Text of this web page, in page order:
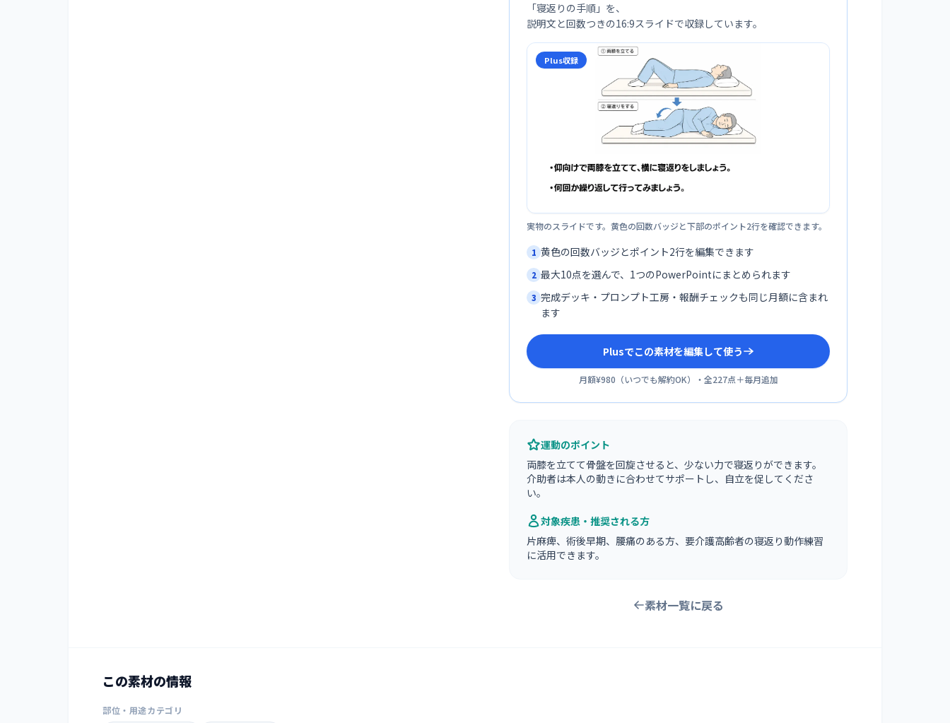
「寝返りの手順 」を、
説明文と回数つきの16:9スライドで収録しています。
Plus収録
実物のスライドです。黄色の回数バッジと下部のポイント2行を確認できます。
1 黄色の回数バッジとポイント2行を編集できます
2 最大10点を選んで、1つのPowerPointにまとめられます
3 完成デッキ・プロンプト工房・報酬チェックも同じ月額に含まれ
ます
Plusでこの素材を編集して使う
月額¥980 （いつでも解約OK）・全227点＋毎月追加
運動のポイント
両膝を立てて骨盤を回旋させると、少ない力で寝返りができます。
介助者は本人の動きに合わせてサポートし、自立を促してくださ
い。
対象疾患・推奨される方
片麻痺、術後早期、腰痛のある方、要介護高齢者の寝返り動作練習
に活用できます。
素材一覧に戻る
この素材の情報
部位・用途カテゴリ